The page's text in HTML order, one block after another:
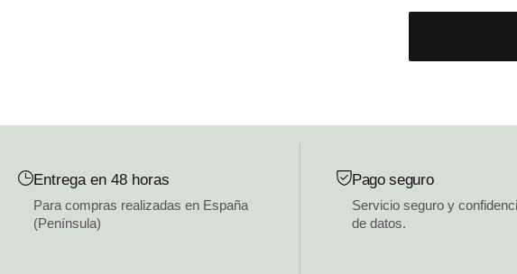
Entrega en 48 horas
Para compras realizadas en España
(Península)
Pago seguro
Servicio seguro y
de datos.